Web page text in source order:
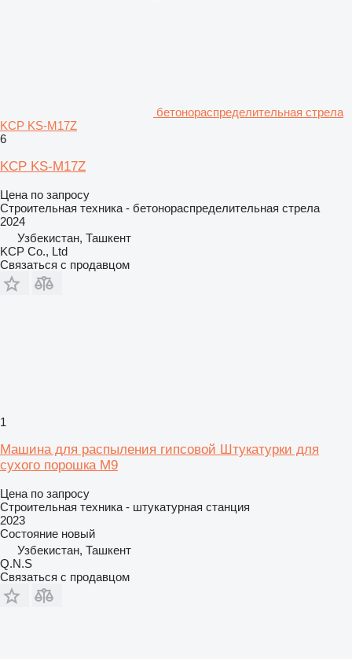
бетонораспределительная стрела
KCP KS-M17Z
6
KCP KS-M17Z
Цена по запросу
Строительная техника - бетонораспределительная стрела
2024
Узбекистан, Ташкент
KCP Co., Ltd
Связаться с продавцом
1
Машина для распыления гипсовой Штукатурки для
сухого порошка M9
Цена по запросу
Строительная техника - штукатурная станция
2023
Состояние новый
Узбекистан, Ташкент
Q.N.S
Связаться с продавцом